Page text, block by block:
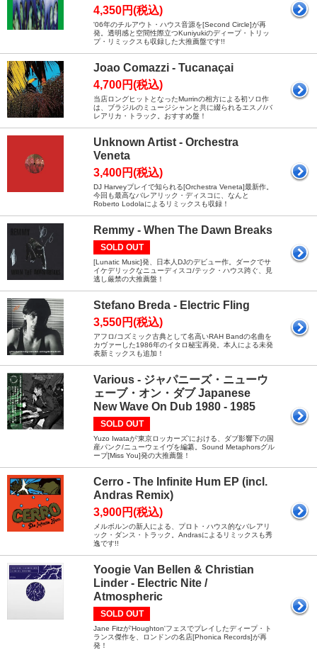
4,350円(税込)
'06年のチルアウト・ハウス音源を[Second Circle]が再
発。透明感と空間性際立つKuniyukiのディープ・トリッ
プ・リミックスも収録した大推薦盤です!!
Joao Comazzi - Tucanaçai
4,700円(税込)
当店ロングヒットとなったMurrinの相方による初ソロ作
は、ブラジルのミュージシャンと共に綴られるエスノ/バ
レアリカ・トラック。おすすめ盤！
Unknown Artist - Orchestra
Veneta
3,400円(税込)
DJ Harveyプレイで知られる[Orchestra Veneta]最新作。
今回も最高なバレアリック・ディスコに、なんと
Roberto Lodolaによるリミックスも収録！
Remmy - When The Dawn Breaks
SOLD OUT
[Lunatic Music]発、日本人DJのデビュー作。ダークでサ
イケデリックなニューディスコ/テック・ハウス跨ぐ、見
逃し厳禁の大推薦盤！
Stefano Breda - Electric Fling
3,550円(税込)
アフロ/コズミック古典として名高いRAH Bandの名曲を
カヴァーした1986年のイタロ秘宝再発。本人による未発
表新ミックスも追加！
Various - ジャパニーズ・ニューウ
ェーブ・オン・ダブ Japanese
New Wave On Dub 1980 - 1985
SOLD OUT
Yuzo Iwataが'東京ロッカーズ’における、ダブ影響下の国
産パンク/ニューウェイヴを編纂。Sound Metaphorsグル
ープ[Miss You]発の大推薦盤！
Cerro - The Infinite Hum EP (incl.
Andras Remix)
3,900円(税込)
メルボルンの新人による、プロト・ハウス的なバレアリ
ック・ダンス・トラック。Andrasによるリミックスも秀
逸です!!
Yoogie Van Bellen & Christian
Linder - Electric Nite /
Atmospheric
SOLD OUT
Jane Fitzが'Houghton'フェスでプレイしたディープ・ト
ランス傑作を、ロンドンの名店[Phonica Records]が再
発！